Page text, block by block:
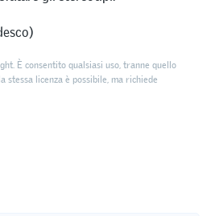
È consentito qualsiasi uso, tranne quello
stessa licenza è possibile, ma richiede